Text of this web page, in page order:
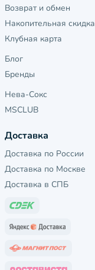
Возврат и обмен
Накопительная скидка
Клубная карта
Блог
Бренды
Нева-Сокс
MSCLUB
Доставка
Доставка по России
Доставка по Москве
Доставка в СПБ